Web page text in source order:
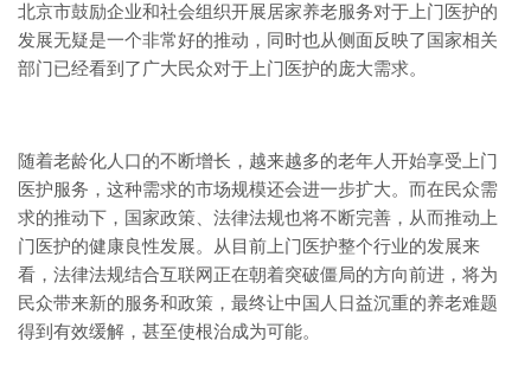
北京市鼓励企业和社会组织开展居家养老服务对于上门医护的
发展无疑是一个非常好的推动，同时也从侧面反映了国家相关
部门已经看到了广大民众对于上门医护的庞大需求。
随着老龄化人口的不断增长，越来越多的老年人开始享受上门
医护服务，这种需求的市场规模还会进一步扩大。而在民众需
求的推动下，国家政策、法律法规也将不断完善，从而推动上
门医护的健康良性发展。从目前上门医护整个行业的发展来
看，法律法规结合互联网正在朝着突破僵局的方向前进，将为
民众带来新的服务和政策，最终让中国人日益沉重的养老难题
得到有效缓解，甚至使根治成为可能。